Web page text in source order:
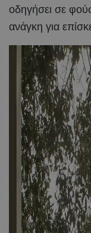
οδηγήσει σε
ανάγκη για